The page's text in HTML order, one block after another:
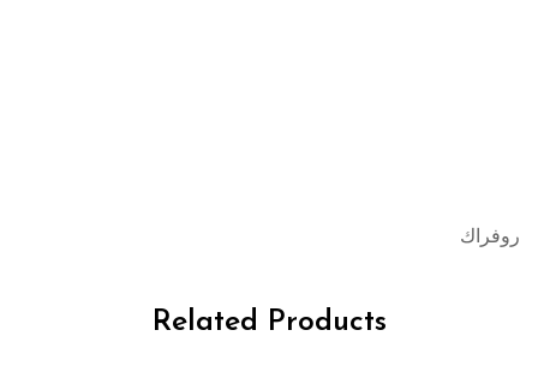
روفراك
Related Products